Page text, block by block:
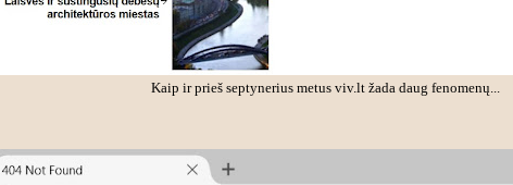
Kaip ir prieš septynerius metus viv.lt žada daug fenomenų...